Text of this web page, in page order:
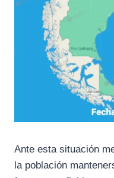
Ante esta situación
la población